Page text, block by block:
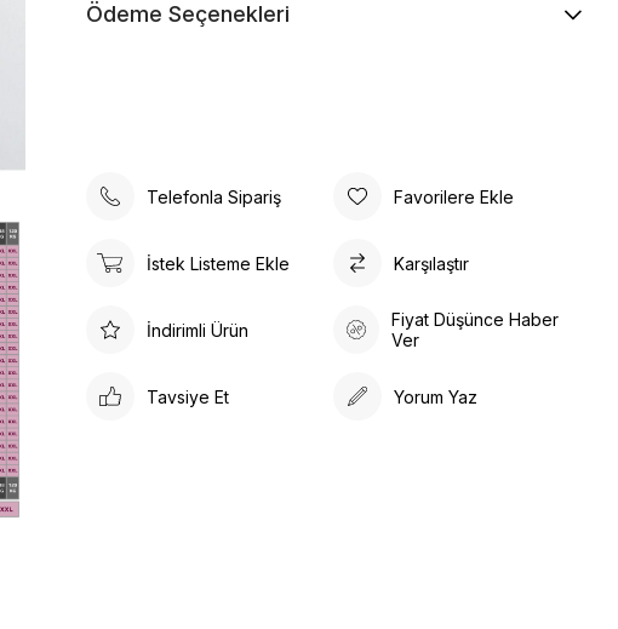
Cerrahi takımlar unisex’dir.
Özellikle hemşire forması takım modelleri söz konusu
yer alırlar.
Ödeme Seçenekleri
Telefonla Sipariş Favorilere Ekle
İstek Listeme Ekle Karşılaştır
İndirimli Ürün
Fiyat Düşünce Haber
Ver
Tavsiye Et Yorum Yaz